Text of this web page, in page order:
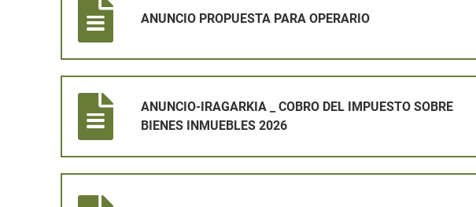
ANUNCIO PROPUESTA PARA OPERARIO
ANUNCIO-IRAGARKIA _ COBRO DEL IMPUESTO SOBRE
BIENES INMUEBLES 2026